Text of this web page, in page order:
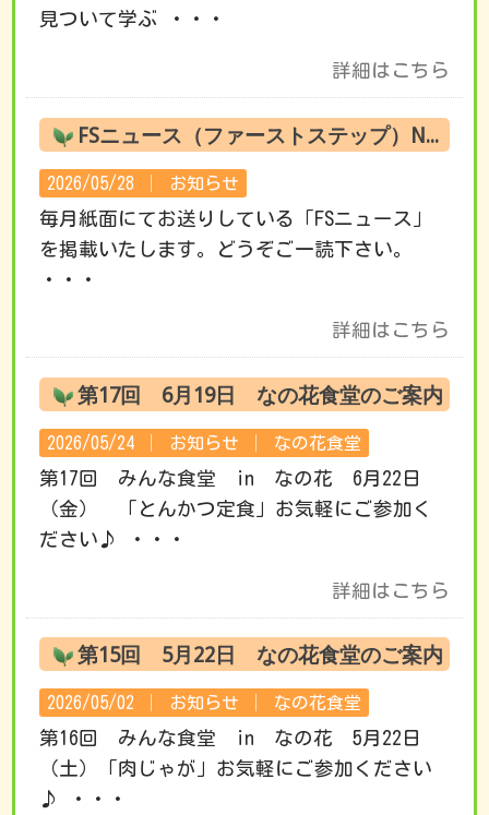
見ついて学ぶ ・・・
詳細はこちら
FSニュース（ファーストステップ）No.220 6月の活動です
2026/05/28 │ お知らせ
毎月紙面にてお送りしている「FSニュース」
を掲載いたします。どうぞご一読下さい。
・・・
詳細はこちら
第17回 6月19日 なの花食堂のご案内
2026/05/24 │ お知らせ なの花食堂
第17回 みんな食堂 in なの花 6月22日
（金） 「とんかつ定食」お気軽にご参加く
ださい♪ ・・・
詳細はこちら
第15回 5月22日 なの花食堂のご案内
2026/05/02 │ お知らせ なの花食堂
第16回 みんな食堂 in なの花 5月22日
（土）「肉じゃが」お気軽にご参加ください
♪ ・・・